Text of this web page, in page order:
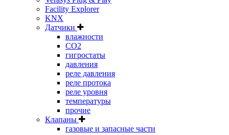
Facility Explorer
KNX
Датчики
влажности
CO2
гигростаты
давления
реле давления
реле протока
реле уровня
температуры
прочие
Клапаны
газовые и запасные части